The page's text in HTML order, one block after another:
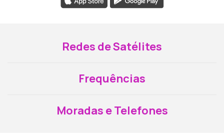
Redes de Satélites
Frequências
Moradas e Telefones